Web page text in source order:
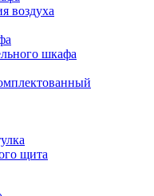
воздуха
шкафа
щита